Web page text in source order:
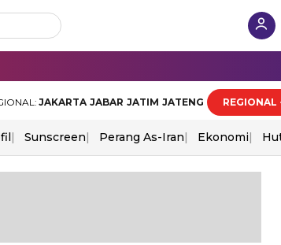
JAKARTA JABAR JATIM JATENG REGIONAL
Sunscreen Perang As-Iran Ekonomi